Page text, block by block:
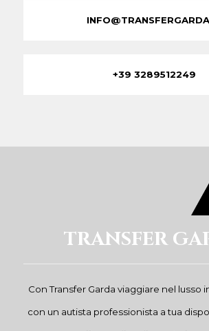
+39 3289512249
TRANSFER
Con Transfer Garda viaggiare nel lusso
con un autista professionista a tua